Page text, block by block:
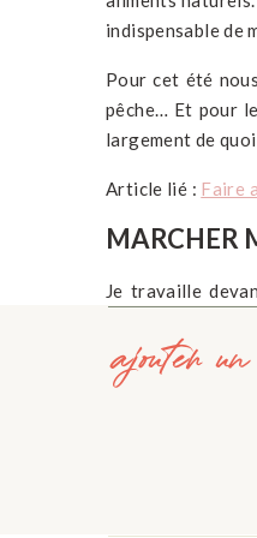
indispensable de
Pour cet été
pêche… Et pour
largement de
Article lié : Faire
MARCHER
Je travaille
Je déteste
ajouter